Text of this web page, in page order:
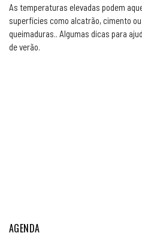
As temperaturas elevadas podem
superfícies como alcatrão, cimento
queimaduras.. Algumas dicas para
de verão.
AGENDA